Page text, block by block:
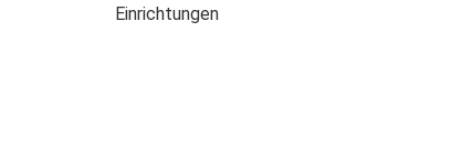
Einrichtungen